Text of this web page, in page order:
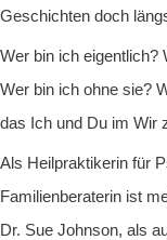
Geschichten doch
Wer bin ich eigentlich?
Wer bin ich ohne sie?
das Ich und Du im Wir
Als Heilpraktikerin für
Familienberaterin ist
Dr. Sue Johnson, als